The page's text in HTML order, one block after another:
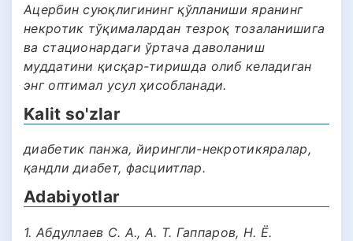
Ацербин суюқлигининг қўлланиши яранинг
некротик тўқималардан тезроқ тозаланишига
ва стационардаги ўртача даволаниш
муддатини қисқар-тиришда олиб келадиган
энг оптимал усул ҳисобланади.
Kalit so'zlar
диабетик панжа, йирингли-некротикяралар,
қандли диабет, фасциитлар.
Adabiyotlar
1. Абдуллаев С. А., А. Т. Гаппаров, Н. Ё.